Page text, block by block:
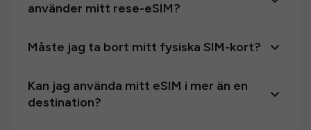
använder mitt rese-eSIM?
Måste jag ta bort mitt fysiska SIM-kort?
Kan jag använda mitt eSIM i mer än en
destination?